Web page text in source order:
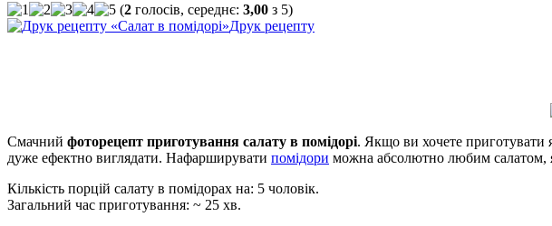
(2 голосів, середнє: 3,00 з 5)
Друк рецепту
Смачний фоторецепт приготування салату в помідорі. Якщо ви хочете приготувати
дуже ефектно виглядати. Нафарширувати помідори можна абсолютно любим салатом,
Кількість порцій салату в помідорах на: 5 чоловік.
Загальний час приготування: ~ 25 хв.